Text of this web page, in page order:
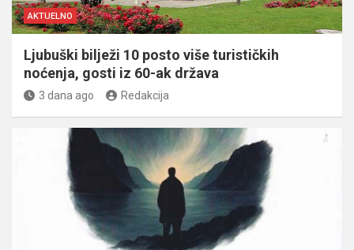
AKTUELNO
Ljubuški bilježi 10 posto više turističkih
noćenja, gosti iz 60-ak država
3 dana ago Redakcija